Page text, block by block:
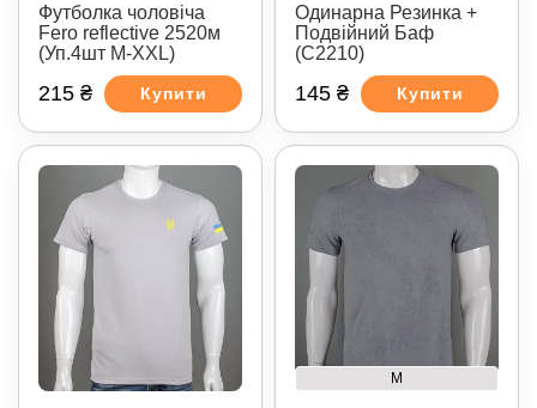
Футболка чоловіча
Fero reflective 2520м
(Уп.4шт M-XXL)
215 ₴ Купити
Одинарна Резинка +
Подвійний Баф
(С2210)
145 ₴ Купити
M